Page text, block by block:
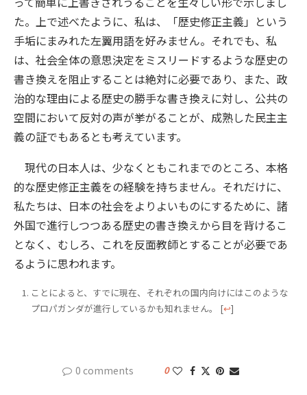
た。上で述べたように、私は、「歴史修正主義」という
手垢にまみれた左翼用語を好みません。それでも、私
は、社会全体の意思決定をミスリードするような歴史の
書き換えを阻止することは絶対に必要であり、また、政
治的な理由による歴史の勝手な書き換えに対し、公共の
空間において反対の声が挙がることが、成熟した民主主
義の証でもあるとも考えています。
現代の日本人は、少なくともこれまでのところ、本格
的な歴史修正主義をの経験を持ちません。それだけに、
私たちは、日本の社会をよりよいものにするために、諸
外国で進行しつつある歴史の書き換えから目を背けるこ
となく、むしろ、これを反面教師とすることが必要であ
るように思われます。
ことによると、すでに現在、それぞれの国内向けにはこのような
プロパガンダが進行しているかも知れません。
[↩]
0 comments 0